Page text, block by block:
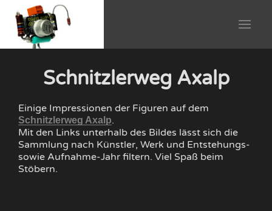
Schnitzlerweg Axalp
Einige Impressionen der Figuren auf dem
Schnitzlerweg Axalp.
Mit den Links unterhalb des Bildes lässt sich die
Sammlung nach Künstler, Werk und Entstehungs-
sowie Aufnahme-Jahr filtern. Viel Spaß beim
Stöbern.